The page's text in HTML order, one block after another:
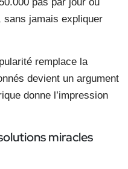
jamais expliquer
remplace la
devient un argument
donne l’impression
miracles